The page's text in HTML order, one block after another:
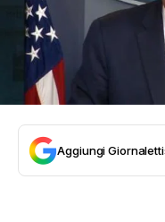
Aggiungi